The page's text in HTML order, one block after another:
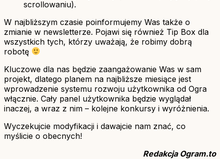
scrollowaniu).
W najbliższym czasie poinformujemy Was także o
zmianie w newsletterze. Pojawi się również Tip Box dla
wszystkich tych, którzy uważają, że robimy dobrą
robotę
Kluczowe dla nas będzie zaangażowanie Was w sam
projekt, dlatego planem na najbliższe miesiące jest
wprowadzenie systemu rozwoju użytkownika od Ogra
włącznie. Cały panel użytkownika będzie wyglądał
inaczej, a wraz z nim – kolejne konkursy i wyróżnienia.
Wyczekujcie modyfikacji i dawajcie nam znać, co
myślicie o obecnych!
Redakcja Ogram.to